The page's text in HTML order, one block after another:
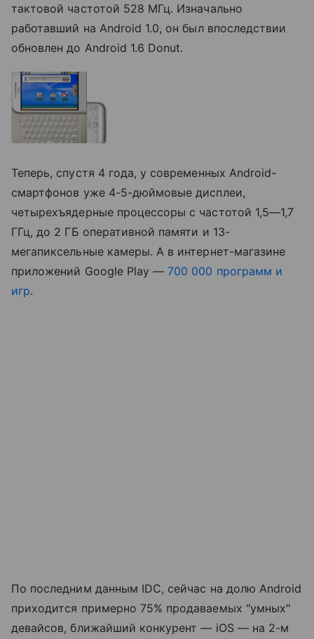
тактовой частотой 528 МГц. Изначально
работавший на Android 1.0, он был впоследствии
обновлен до Android 1.6 Donut.
Теперь, спустя 4 года, у современных Android-
смартфонов уже 4-5-дюймовые дисплеи,
четырехъядерные процессоры с частотой 1,5—1,7
ГГц, до 2 ГБ оперативной памяти и 13-
мегапиксельные камеры. А в интернет-магазине
приложений Google Play — 700 000 программ и
игр.
По последним данным IDC, сейчас на долю Android
приходится примерно 75% продаваемых "умных"
девайсов, ближайший конкурент — iOS — на 2-м